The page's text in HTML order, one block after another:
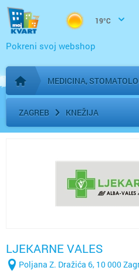
19°C
Pokreni svoj webshop
Početna stranica
MEDICINA,
ZAGREB KNEŽIJA
LJEKARNE VALES
Poljana Z. Dražića 6, 10 000